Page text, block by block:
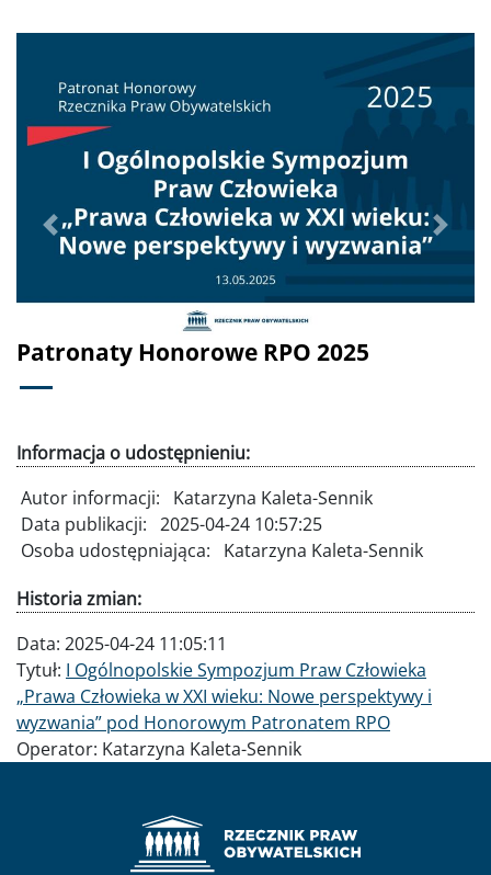
Patronaty Honorowe RPO 2025
Poprzednie Dalej
Informacja o udostępnieniu:
Autor informacji:
Katarzyna Kaleta-Sennik
Data publikacji: 2025-04-24 10:57:25
Osoba udostępniająca:
Katarzyna Kaleta-Sennik
Historia zmian:
Data: 2025-04-24 11:05:11
Tytuł: I Ogólnopolskie Sympozjum Praw Człowieka
„Prawa Człowieka w XXI wieku: Nowe perspektywy i
wyzwania” pod Honorowym Patronatem RPO
Operator: Katarzyna Kaleta-Sennik